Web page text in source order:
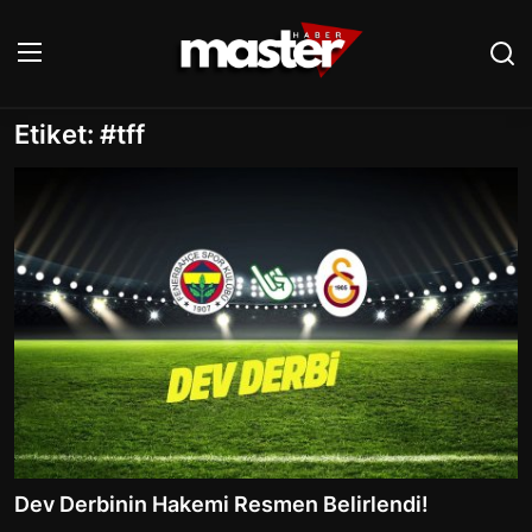
Giriş
İLETİŞİM
GÜNDEM
EKONOMİ
POLİTİKA
DÜNYA
MAGAZİN
Etiket: #tff
Dev Derbinin Hakemi Resmen Belirlendi!